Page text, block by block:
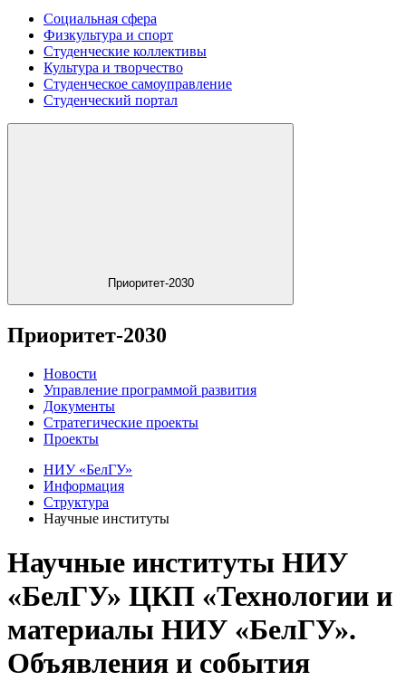
Социальная сфера
Физкультура и спорт
Студенческие коллективы
Культура и творчество
Студенческое самоуправление
Студенческий портал
Приоритет-2030
Приоритет-2030
Новости
Управление программой развития
Документы
Стратегические проекты
Проекты
НИУ «БелГУ»
Информация
Структура
Научные институты
Научные институты НИУ
«БелГУ» ЦКП «Технологии и
материалы НИУ «БелГУ».
Объявления и события